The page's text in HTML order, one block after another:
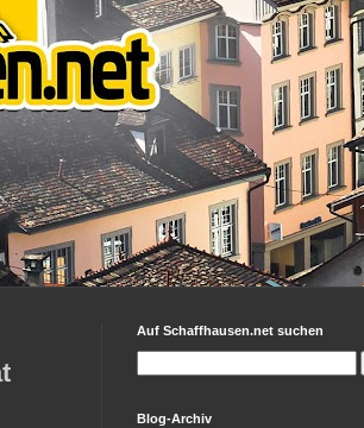
Auf Schaffhausen.net suchen
Blog-Archiv